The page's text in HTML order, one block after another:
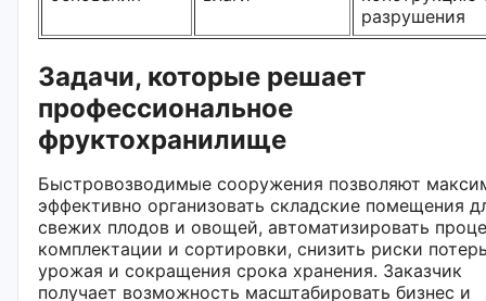
разрушения
Задачи, которые решает
профессиональное
фруктохранилище
Быстровозводимые сооружения позволяют
эффективно организовать складские помещения
свежих плодов и овощей, автоматизировать
комплектации и сортировки, снизить риски
урожая и сокращения срока хранения. Заказчик
получает возможность масштабировать бизнес и